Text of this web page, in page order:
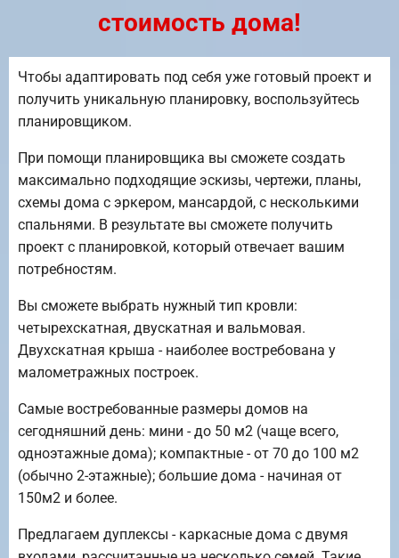
стоимость дома!
Чтобы адаптировать под себя уже готовый проект и
получить уникальную планировку, воспользуйтесь
планировщиком.
При помощи планировщика вы сможете создать
максимально подходящие эскизы, чертежи, планы,
схемы дома с эркером, мансардой, с несколькими
спальнями. В результате вы сможете получить
проект с планировкой, который отвечает вашим
потребностям.
Вы сможете выбрать нужный тип кровли:
четырехскатная, двускатная и вальмовая.
Двухскатная крыша - наиболее востребована у
малометражных построек.
Самые востребованные размеры домов на
сегодняшний день: мини - до 50 м2 (чаще всего,
одноэтажные дома); компактные - от 70 до 100 м2
(обычно 2-этажные); большие дома - начиная от
150м2 и более.
Предлагаем дуплексы - каркасные дома с двумя